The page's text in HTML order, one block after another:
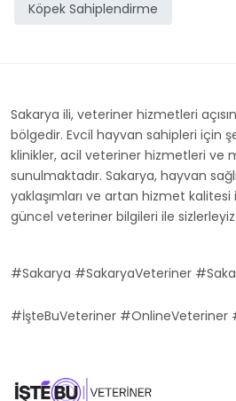
Köpek Sahiplendirme
Sakarya ili, veteriner hizmetleri
bölgedir. Evcil hayvan sahipleri için
klinikler, acil veteriner hizmetleri ve
sunulmaktadır. Sakarya, hayvan
yaklaşımları ve artan hizmet kalitesi
güncel veteriner bilgileri ile sizlerleyiz.
#Sakarya #SakaryaVeteriner
#İşteBuVeteriner #OnlineVeteriner